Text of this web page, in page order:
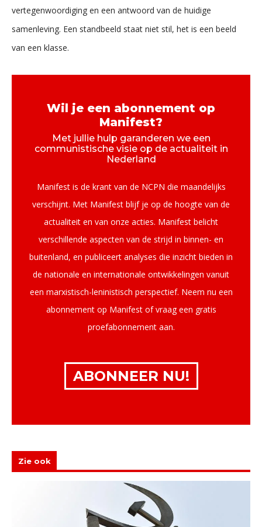
vertegenwoordiging en een antwoord van de huidige
samenleving. Een standbeeld staat niet stil, het is een beeld
van een klasse.
Wil je een abonnement op
Manifest?
Met jullie hulp garanderen we een
communistische visie op de actualiteit in
Nederland
Manifest is de krant van de NCPN die maandelijks
verschijnt. Met Manifest blijf je op de hoogte van de
actualiteit en van onze acties. Manifest belicht
verschillende aspecten van de strijd in binnen- en
buitenland, en publiceert analyses die inzicht bieden in
de nationale en internationale ontwikkelingen vanuit
een marxistisch-leninistisch perspectief. Neem nu een
abonnement op Manifest of vraag een gratis
proefabonnement aan.
ABONNEER NU!
Zie ook